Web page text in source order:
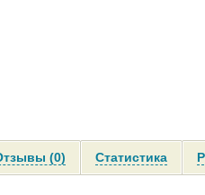
(0) Статистика